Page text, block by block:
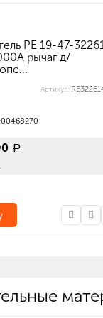
РЕ 19-47-
рычаг д/
Артикул:
a